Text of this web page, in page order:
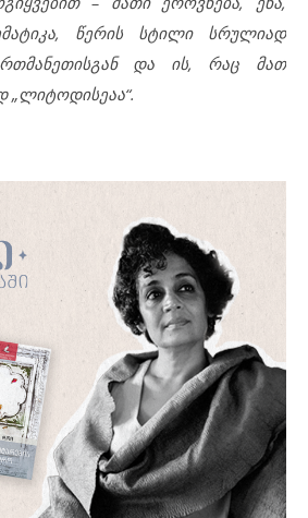
წერის სტილი სრულიად
და ის, რაც მათ
„ლიტოდისეაა“.